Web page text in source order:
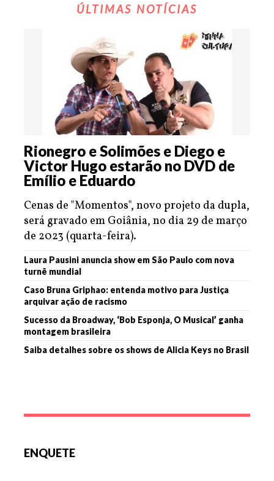
ÚLTIMAS NOTÍCIAS
Rionegro e Solimões e Diego e
Victor Hugo estarão no DVD de
Emílio e Eduardo
Cenas de "Momentos", novo projeto da dupla,
será gravado em Goiânia, no dia 29 de março
de 2023 (quarta-feira).
Laura Pausini anuncia show em São Paulo com nova
turnê mundial
Caso Bruna Griphao: entenda motivo para Justiça
arquivar ação de racismo
Sucesso da Broadway, ‘Bob Esponja, O Musical’ ganha
montagem brasileira
Saiba detalhes sobre os shows de Alicia Keys no Brasil
ENQUETE